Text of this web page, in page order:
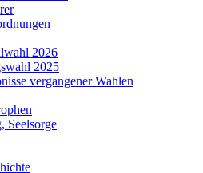
2026
2025
vergangener Wahlen
Seelsorge